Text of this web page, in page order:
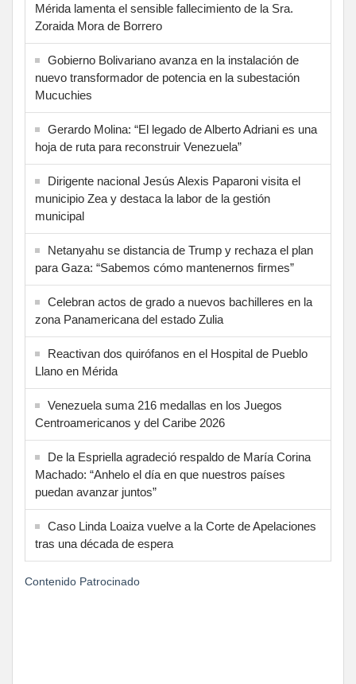
Mérida lamenta el sensible fallecimiento de la Sra.
Zoraida Mora de Borrero
Gobierno Bolivariano avanza en la instalación de
nuevo transformador de potencia en la subestación
Mucuchies
Gerardo Molina: “El legado de Alberto Adriani es una
hoja de ruta para reconstruir Venezuela”
Dirigente nacional Jesús Alexis Paparoni visita el
municipio Zea y destaca la labor de la gestión
municipal
Netanyahu se distancia de Trump y rechaza el plan
para Gaza: “Sabemos cómo mantenernos firmes”
Celebran actos de grado a nuevos bachilleres en la
zona Panamericana del estado Zulia
Reactivan dos quirófanos en el Hospital de Pueblo
Llano en Mérida
Venezuela suma 216 medallas en los Juegos
Centroamericanos y del Caribe 2026
De la Espriella agradeció respaldo de María Corina
Machado: “Anhelo el día en que nuestros países
puedan avanzar juntos”
Caso Linda Loaiza vuelve a la Corte de Apelaciones
tras una década de espera
Contenido Patrocinado